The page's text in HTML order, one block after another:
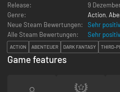
Release:
9
Genre:
Action,
Neue Steam Bewertungen:
Sehr positiv
Alle Steam Bewertungen:
Sehr positiv
ACTION ABENTEUER DARK FANTASY THIRD-
Game features